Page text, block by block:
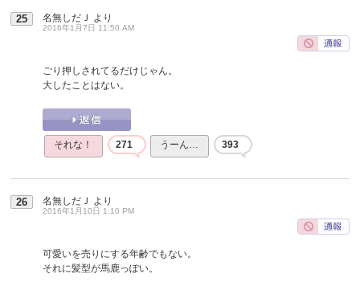
25 名無しだＪ より
2016年1月7日 11:50 AM
ごり押しされてるだけじゃん。
大したことはない。
それな！ 271 うーん… 393
26 名無しだＪ より
2016年1月10日 1:10 PM
可愛いを売りにする年齢でもない。
それに髪型が馬鹿っぽい。